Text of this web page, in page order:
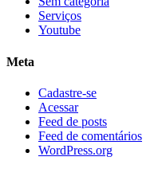
Serviços
Youtube
Meta
Cadastre-se
Acessar
Feed de posts
Feed de comentários
WordPress.org